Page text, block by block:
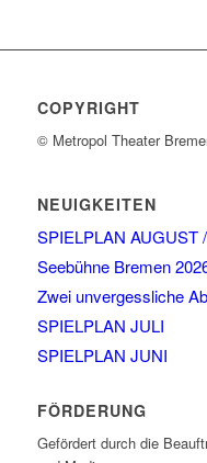
COPYRIGHT
© Metropol Theater
NEUIGKEITEN
SPIELPLAN AUGUST
Seebühne Bremen
Zwei unvergessliche
SPIELPLAN JULI
SPIELPLAN JUNI
FÖRDERUNG
Gefördert durch die